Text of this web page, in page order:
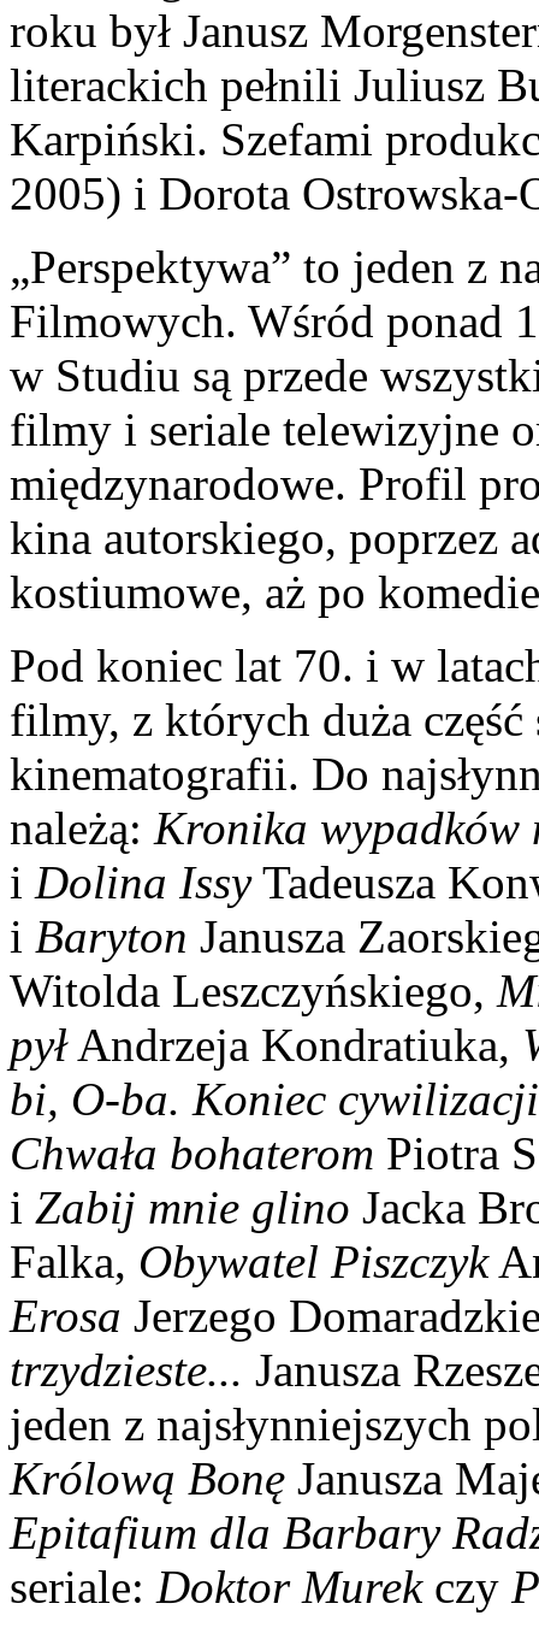
roku był Janusz
literackich pełnili Juliusz
Karpiński. Szefami
2005) i Dorota
„Perspektywa” to jeden z
Filmowych. Wśród ponad
w Studiu są przede
filmy i seriale telewizyjne
międzynarodowe. Profil
kina autorskiego, poprzez
kostiumowe, aż po
Pod koniec lat 70. i w
filmy, z których duża
kinematografii. Do
należą: Kronika wypadków
i Dolina IssyTadeusza
i Baryton Janusza
Witolda Leszczyńskiego,
pyłAndrzeja Kondratiuka,
bi, O-ba. Koniec cywilizacji
Chwała bohaterom Piotra
i Zabij mnie glino Jacka
Falka, Obywatel Piszczyk
Erosa Jerzego
trzydzieste... Janusza
jeden z najsłynniejszych
Królową Bonę Janusza
Epitafium dla Barbary
seriale: Doktor Murekczy